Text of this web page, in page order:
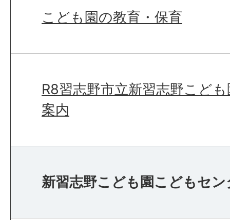
こども園の教育・保育
R8習志野市立新習志野こど
案内
新習志野こども園こどもセン